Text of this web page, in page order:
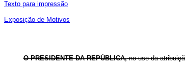
Texto para impressão
Exposição de Motivos
O PRESIDENTE DA REPÚBLICA,no uso da